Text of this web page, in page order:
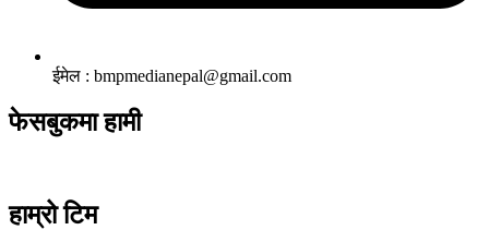
ईमेल : bmpmedianepal@gmail.com
फेसबुकमा हामी
हाम्रो टिम